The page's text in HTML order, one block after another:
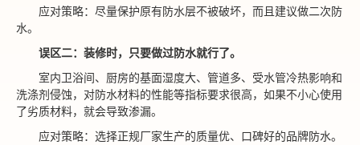
应对策略：尽量保护原有防水层不被破坏， 而且建议做二次防
水。
误区二：装修时，只要做过防水就行了。
室内卫浴间、厨房的基面湿度大、管道多、受水管冷热影响和
洗涤剂侵蚀，对防水材料的性能等指标要求很高，如果不小心使用
了劣质材料，就会导致渗漏。
应对策略：选择正规厂家生产的质量优、口碑好的品牌防水。